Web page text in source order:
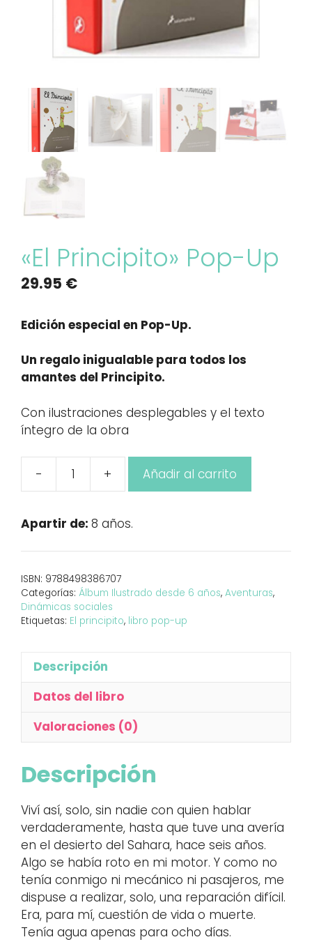
«El Principito» Pop-Up
29.95 €
Edición especial en Pop-Up.
Un regalo inigualable para todos los
amantes del Principito.
Con ilustraciones desplegables y el texto
íntegro de la obra
-
cantidad
+ Añadir al carrito
Apartir de: 8 años.
ISBN: 9788498386707
Categorías: Álbum Ilustrado desde 6 años, Aventuras,
Dinámicas sociales
Etiquetas: El principito, libro pop-up
Descripción
Datos del libro
Valoraciones (0)
Descripción
Viví así, solo, sin nadie con quien hablar
verdaderamente, hasta que tuve una avería
en el desierto del Sahara, hace seis años.
Algo se había roto en mi motor. Y como no
tenía conmigo ni mecánico ni pasajeros, me
dispuse a realizar, solo, una reparación difícil.
Era, para mí, cuestión de vida o muerte.
Tenía agua apenas para ocho días.